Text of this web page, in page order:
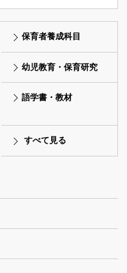
保育者養成科目
幼児教育・保育研究
語学書・教材
すべて見る